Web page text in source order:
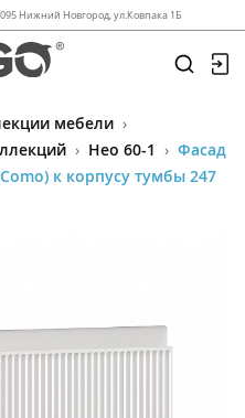
Нижний Новгород, ул.Ковпака 1Б
мебели ›
› Нео 60-1 › Фасад
к корпусу тумбы 247